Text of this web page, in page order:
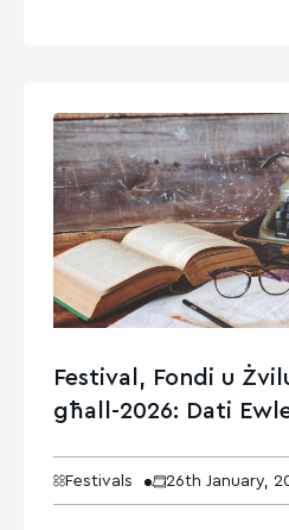
Festival, Fondi u
għall-2026: Dati
Festivals 26th January,